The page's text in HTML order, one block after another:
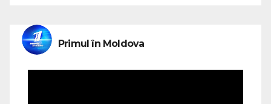
Primul în Moldova